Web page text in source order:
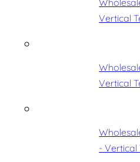
Vertical
Vertical
- Vertical